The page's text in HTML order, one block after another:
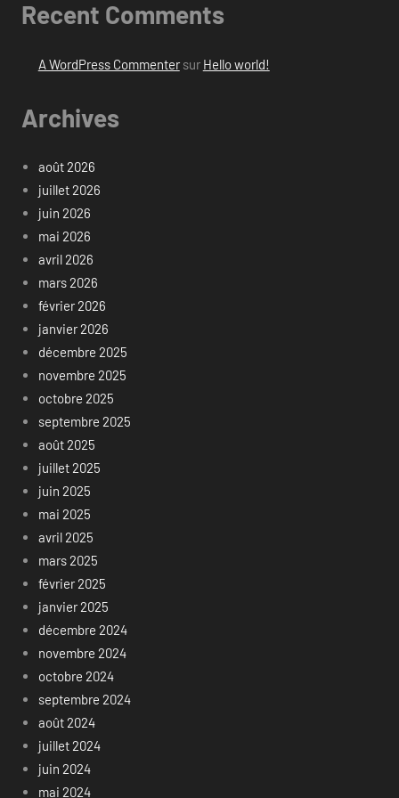
Recent Comments
A WordPress Commentersur Hello world!
Archives
août 2026
juillet 2026
juin 2026
mai 2026
avril 2026
mars 2026
février 2026
janvier 2026
décembre 2025
novembre 2025
octobre 2025
septembre 2025
août 2025
juillet 2025
juin 2025
mai 2025
avril 2025
mars 2025
février 2025
janvier 2025
décembre 2024
novembre 2024
octobre 2024
septembre 2024
août 2024
juillet 2024
juin 2024
mai 2024